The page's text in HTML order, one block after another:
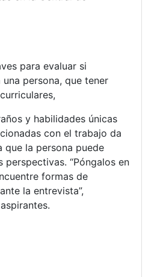
para evaluar si
persona, que tener
y habilidades únicas
con el trabajo da
que la persona puede
“Póngalos en
formas de
la entrevista”,